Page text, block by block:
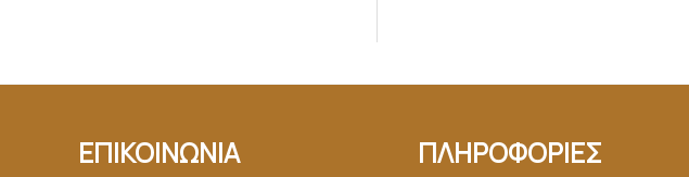
ΕΠΙΚΟΙΝΩΝΙΑ ΠΛΗΡΟΦΟΡΙΕΣ